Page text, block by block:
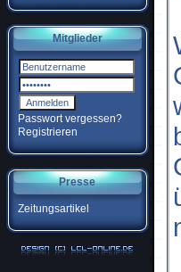
Mitglieder
Passwort vergessen?
Registrieren
Presse
Zeitungsartikel